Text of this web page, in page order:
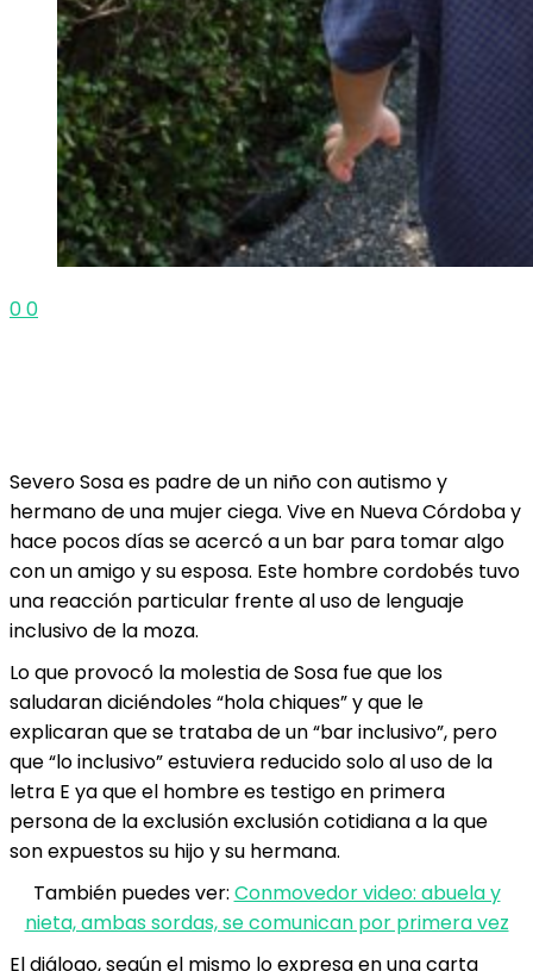
00
Severo Sosa es padre de un niño con autismo y
hermano de una mujer ciega. Vive en Nueva Córdoba y
hace pocos días se acercó a un bar para tomar algo
con un amigo y su esposa. Este hombre cordobés tuvo
una reacción particular frente al uso de lenguaje
inclusivo de la moza.
Lo que provocó la molestia de Sosa fue que los
saludaran diciéndoles “hola chiques” y que le
explicaran que se trataba de un “bar inclusivo”, pero
que “lo inclusivo” estuviera reducido solo al uso de la
letra E ya que el hombre es testigo en primera
persona de la exclusión exclusión cotidiana a la que
son expuestos su hijo y su hermana.
También puedes ver: Conmovedor video: abuela y
nieta, ambas sordas, se comunican por primera vez
El diálogo, según el mismo lo expresa en una carta